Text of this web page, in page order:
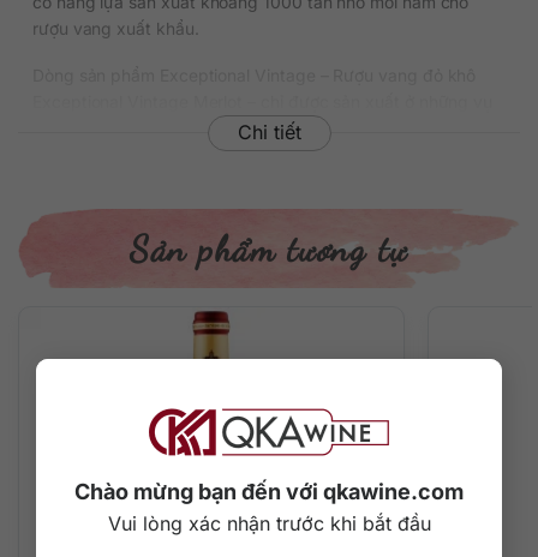
Chào mừng bạn đến với qkawine.com
Vui lòng xác nhận trước khi bắt đầu
rượu vang xuất khẩu.
mùa mà nho có chất lượng hảo hạng. Cho đến nay bộ sưu
tập này mới chỉ có niên vụ 1998, 2000, 2005, 2014 và chai
là một trong những chai vang đỏ đình đám nhất xuất phát từ
New Zealand.
Thông tin chi tiết về rượu
Xuất xứ: New Zealand
Thương hiệu: Sileni Estates
Nồng độ: 15%
Dung tích: 750 ml
Niên vụ: 2019
Mô tả hương vị rượu
Chi tiết
Sản phẩm tương tự